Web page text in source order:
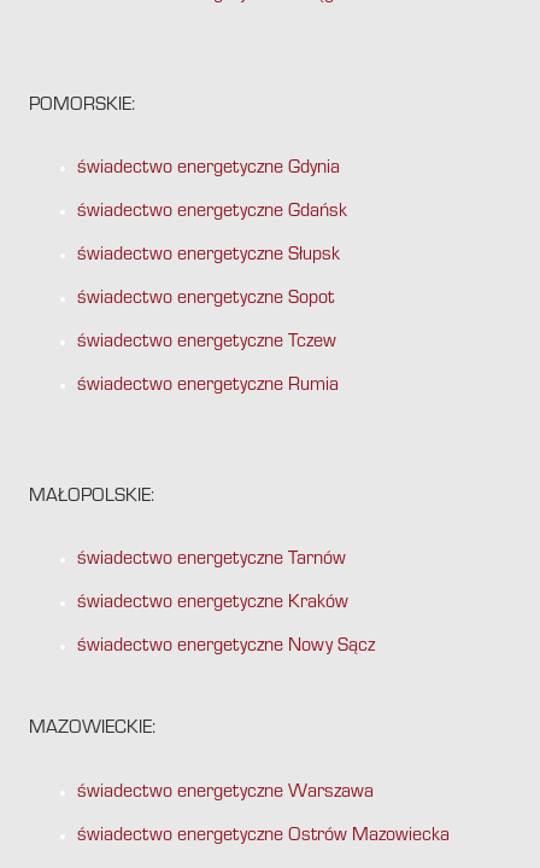
POMORSKIE:
świadectwo energetyczne Gdynia
świadectwo energetyczne Gdańsk
świadectwo energetyczne Słupsk
świadectwo energetyczne Sopot
świadectwo energetyczne Tczew
świadectwo energetyczne Rumia
MAŁOPOLSKIE:
świadectwo energetyczne Tarnów
świadectwo energetyczne Kraków
świadectwo energetyczne Nowy Sącz
MAZOWIECKIE:
świadectwo energetyczne Warszawa
świadectwo energetyczne Ostrów Mazowiecka